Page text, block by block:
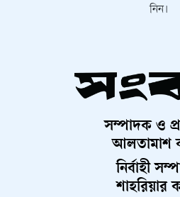
নিন।
সম্পাদক ও
আলতামাশ
নির্বাহী
শাহরিয়ার